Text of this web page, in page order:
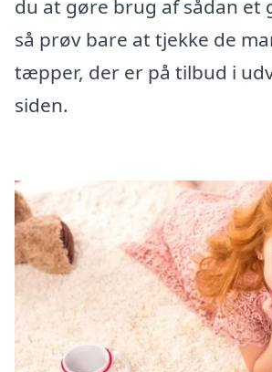
du at gøre brug af sådan et
så prøv bare at tjekke de
tæpper, der er på tilbud i
siden.